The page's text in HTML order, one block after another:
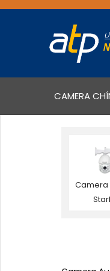
CAMERA
Camera